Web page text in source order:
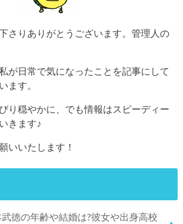
さりありがとうございます。管理人の
が日常で気になったことを記事にして
ます。
り穏やかに、でも情報はスピーディー
きます♪
いいたします！
徳の年齢や結婚は?彼女や出身高校